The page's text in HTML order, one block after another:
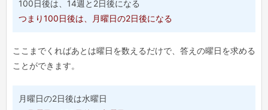
100日後は、14週と2日後になる
つまり100日後は、月曜日の2日後になる
ここまでくればあとは曜日を数えるだけで、答えの曜日を求める
ことができます。
月曜日の2日後は水曜日